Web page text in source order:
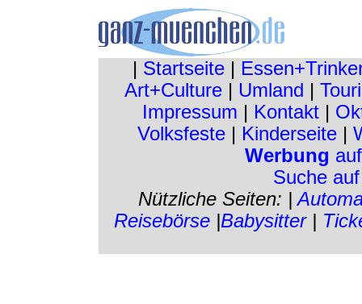
| Startseite|
Art+Culture| Umland |
Impressum | Kontakt |
Volksfeste | Kinderseite |
Werbung
Suche
Nützliche Seiten: |
Reisebörse |Babysitter |